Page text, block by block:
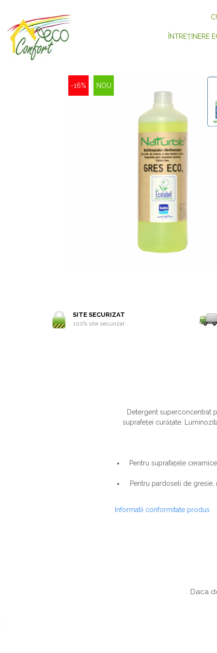
ÎNTREȚINERE
-16% NOU
SITE SECURIZAT
100% site securizat
Detergent superconcentrat
suprafeței curățate.
Pentru suprafațele
Pentru pardoseli de
Informatii conformitate produs
Daca